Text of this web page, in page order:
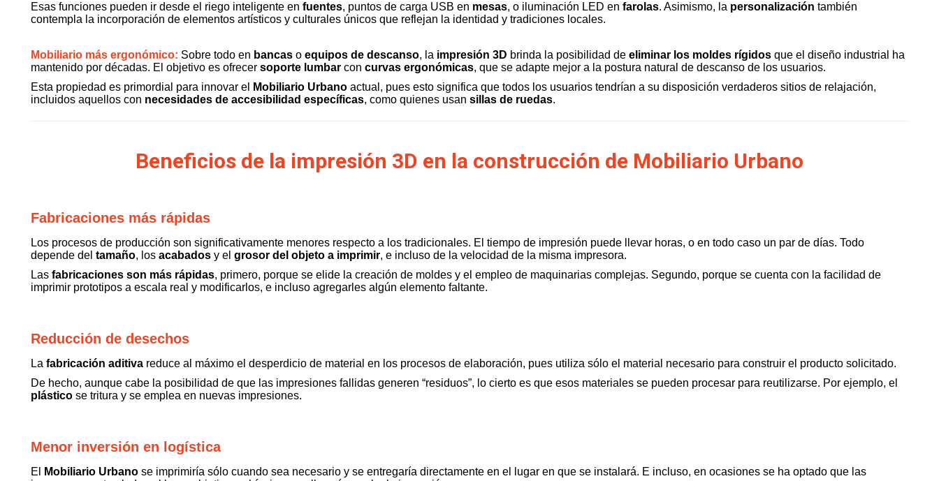
Esas funciones pueden ir desde el riego inteligente en fuentes, puntos de carga USB en mesas, o iluminación LED en farolas. Asimismo, la personalización también
contempla la incorporación de elementos artísticos y culturales únicos que reflejan la identidad y tradiciones locales.
Mobiliario más ergonómico: Sobre todo en bancas o equipos de descanso, la impresión 3D brinda la posibilidad de eliminar los moldes rígidos que el diseño industrial ha
mantenido por décadas. El objetivo es ofrecer soporte lumbar con curvas ergonómicas, que se adapte mejor a la postura natural de descanso de los usuarios.
Esta propiedad es primordial para innovar el
Mobiliario Urbano actual, pues esto significa que todos los usuarios tendrían a su disposición verdaderos sitios de relajación,
incluidos aquellos con necesidades de accesibilidad específicas, como quienes usan sillas de ruedas.
Beneficios de la impresión 3D en la construcción de Mobiliario Urbano
Fabricaciones más rápidas
Los procesos de producción son significativamente menores respecto a los tradicionales. El tiempo de impresión puede llevar horas, o en todo caso un par de días. Todo
depende del tamaño, los acabados y el grosor del objeto a imprimir, e incluso de la velocidad de la misma impresora.
Las fabricaciones son más rápidas, primero, porque se elide la creación de moldes y el empleo de maquinarias complejas. Segundo, porque se cuenta con la facilidad de
imprimir prototipos a escala real y modificarlos, e incluso agregarles algún elemento faltante.
Reducción de desechos
La fabricación aditiva reduce al máximo el desperdicio de material en los procesos de elaboración, pues utiliza sólo el material necesario para construir el producto solicitado.
De hecho, aunque cabe la posibilidad de que las impresiones fallidas generen “residuos”, lo cierto es que esos materiales se pueden procesar para reutilizarse. Por ejemplo, el
plástico se tritura y se emplea en nuevas impresiones.
Menor inversión en logística
El Mobiliario Urbano se imprimiría sólo cuando sea necesario y se entregaría directamente en el lugar en que se instalará. E incluso, en ocasiones se ha optado que las